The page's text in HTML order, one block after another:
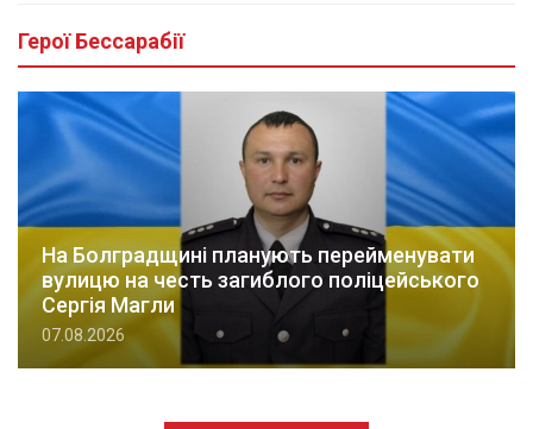
Герої Бессарабії
На Болградщині планують перейменувати
вулицю на честь загиблого поліцейського
Сергія Магли
07.08.2026